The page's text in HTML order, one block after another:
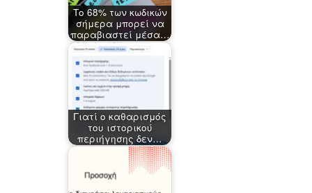
Το 68% των κωδικών
σήμερα μπορεί να
παραβιαστεί μέσα…
Γιατί ο καθαρισμός
του ιστορικού
περιήγησης δεν…